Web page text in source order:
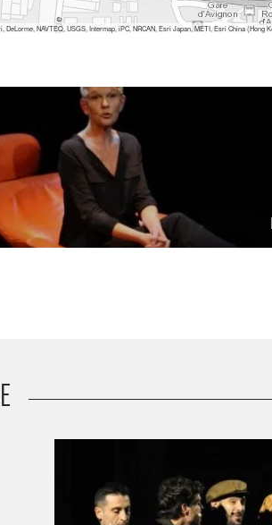
NAVTEQ, USGS, Intermap, iPC, NRCAN, Esri Japan, METI, Esri China (Hong